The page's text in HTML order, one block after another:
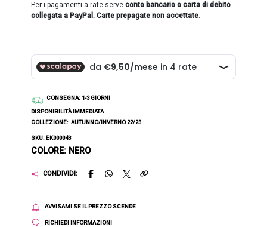
Per i pagamenti a rate serveconto bancario o carta di debito
collegata a PayPal. Carte prepagate non accettate.
CONSEGNA: 1-3 GIORNI
DISPONIBILITÀ IMMEDIATA
COLLEZIONE: AUTUNNO/INVERNO 22/23
SKU: EK000043
COLORE: NERO
CONDIVIDI:
AVVISAMI SE IL PREZZO SCENDE
RICHIEDI INFORMAZIONI